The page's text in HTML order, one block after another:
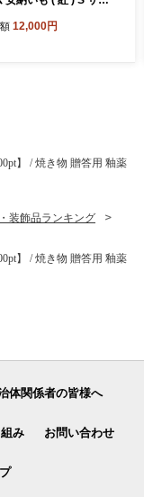
熟成期間 G.
12,000円
】 / 焼き物 贈答用 釉薬
装飾品ランキング
】 / 焼き物 贈答用 釉薬
体関係者の皆様へ
み お問い合わせ